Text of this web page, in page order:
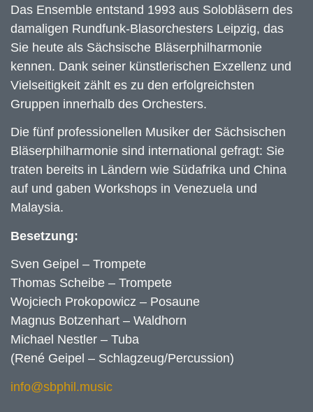
Das Ensemble entstand 1993 aus Solobläsern des
damaligen Rundfunk-Blasorchesters Leipzig, das
Sie heute als Sächsische Bläserphilharmonie
kennen. Dank seiner künstlerischen Exzellenz und
Vielseitigkeit zählt es zu den erfolgreichsten
Gruppen innerhalb des Orchesters.
Die fünf professionellen Musiker der Sächsischen
Bläserphilharmonie sind international gefragt: Sie
traten bereits in Ländern wie Südafrika und China
auf und gaben Workshops in Venezuela und
Malaysia.
Besetzung:
Sven Geipel – Trompete
Thomas Scheibe – Trompete
Wojciech Prokopowicz – Posaune
Magnus Botzenhart – Waldhorn
Michael Nestler – Tuba
(René Geipel – Schlagzeug/Percussion)